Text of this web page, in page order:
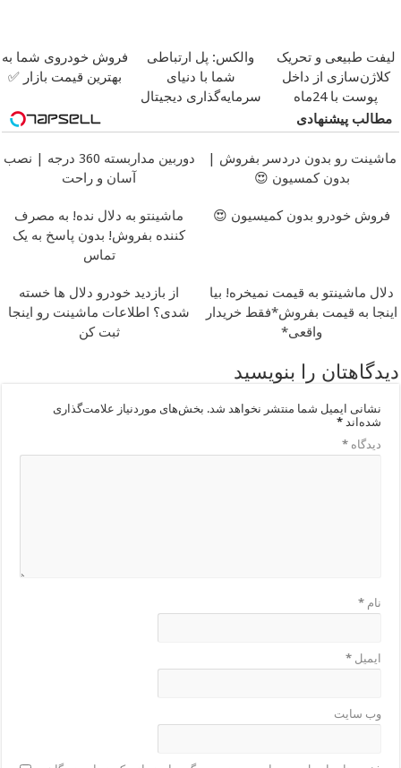
لیفت طبیعی و تحریک
کلاژن‌سازی از داخل
پوست با 24ماه
ماندگاری ✅ جوان شو
والکس: پل ارتباطی
شما با دنیای
سرمایه‌گذاری دیجیتال
فروش خودروی شما به
بهترین قیمت بازار ✅
مطالب پیشنهادی
ماشینت رو بدون دردسر بفروش |
بدون کمسیون 😍
دوربین مداربسته 360 درجه | نصب
آسان و راحت
فروش خودرو بدون کمیسیون 😍
ماشینتو به دلال نده! به مصرف
کننده بفروش! بدون پاسخ به یک
تماس
دلال ماشینتو به قیمت نمیخره! بیا
اینجا به قیمت بفروش*فقط خریدار
واقعی*
از بازدید خودرو دلال ها خسته
شدی؟ اطلاعات ماشینت رو اینجا
ثبت کن
دیدگاهتان را بنویسید
نشانی ایمیل شما منتشر نخواهد شد. بخش‌های موردنیاز علامت‌گذاری
شده‌اند*
دیدگاه*
نام*
ایمیل*
وب‌ سایت